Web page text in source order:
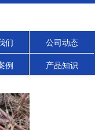
们 公司动态
例 产品知识